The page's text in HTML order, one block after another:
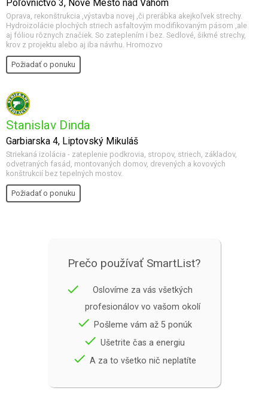
Poľovníctvo 3, Nové Mesto nad Váhom
Oprava, rekonštrukcia ,výstavba novej ,či prerábka akejkoľvek strechy.
Hydroizolácie plochých striech asfaltovým modifikovaným pásom ,ale
aj fóliou rôznych značiek. So zateplením i bez. Sedlové, šikmé strechy,
krov z projektu alebo aj iba návrhu. Hromozvo
Požiadať o ponuku
Stanislav Dinda
Garbiarska 4, Liptovský Mikuláš
Striekaná izolácia - zateplenie podkrovia, stropov, striech, základov,
odvetraných fasád, montovaných domov, drevených a kovových
konštrukcií bez tepelných mostov.
Požiadať o ponuku
Prečo používať SmartList?
done
Oslovíme za vás všetkých
profesionálov vo vašom okolí
done Pošleme vám až 5 ponúk
done Ušetrite čas a energiu
done A za to všetko nič neplatíte